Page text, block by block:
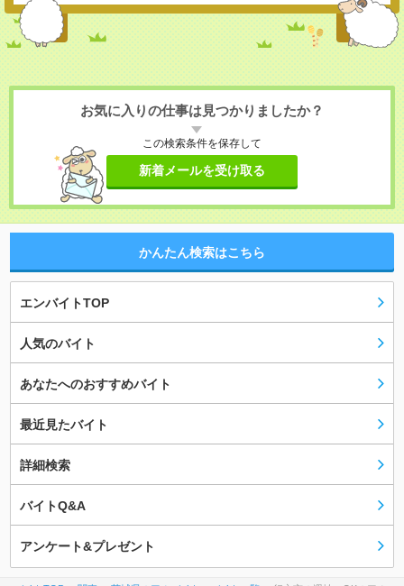
お気に入りの仕事は見つかりましたか？
この検索条件を保存して
新着メールを受け取る
かんたん検索はこちら
エンバイトTOP
人気のバイト
あなたへのおすすめバイト
最近見たバイト
詳細検索
バイトQ&A
アンケート&プレゼント